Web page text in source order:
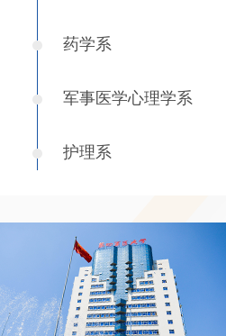
药学系
军事医学心理学系
护理系